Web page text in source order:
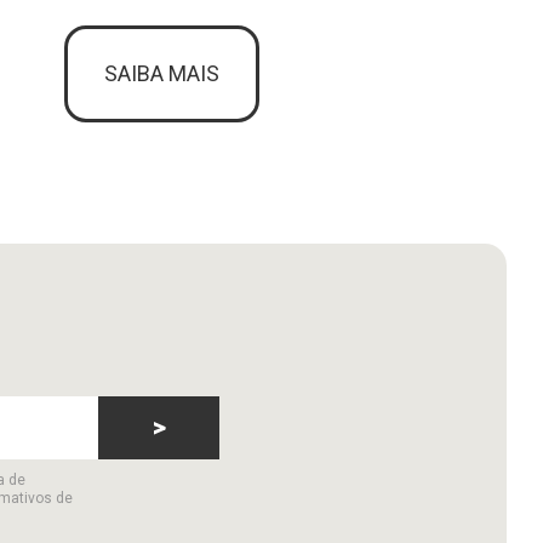
SAIBA MAIS
de
de
>